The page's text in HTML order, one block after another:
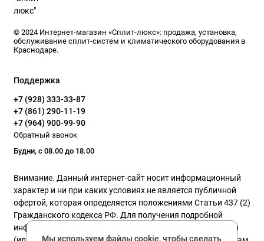
систем в Краснодаре.
Мы понимаем, что комфортное нахождение в доме или
офисе без надежного климатического оборудования
вы оцените доступные цены, услуги доставки и установки
оборудования, а также нашу систему лояльности, которая
предлагает скидки и акции для наших клиентов.
Звоните нам прямо сейчас и сделайте заказ! Мы будем рады
ответить на все ваши вопросы и помочь в выборе и покупке
© 2024 Интернет-магазин «Сплит-люкс»: продажа, установка,
обслуживание сплит-систем и климатического оборудования в
Краснодаре.
Поддержка
+7 (928) 333-33-87
+7 (861) 290-11-19
+7 (964) 900-99-90
Обратный звонок
Будни, с 08.00 до 18.00
Внимание. Данный интернет-сайт носит информационный
характер и ни при каких условиях не является публичной
офертой, которая определяется положениями Статьи 437 (2)
Гражданского кодекса РФ. Для получения подробной
информации о наличии и стоимости указанных товаров и
Мы используем файлы cookie, чтобы сделать